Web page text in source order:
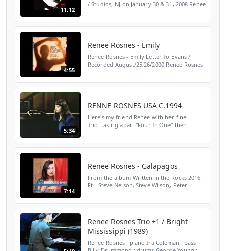
11:12
/ Studios, NJ on January 30 & 31, 2008 Renee
4:55
Renee Rosnes - Emily
Renee Rosnes - Emily Letter To Evans /
Recorded August/25,26/2000 Renee Rosnes
5:34
RENNE ROSNES USA C.1994
Here's my friend Renee with her fine
Trio..taking apart "Four In One".then
7:14
Renee Rosnes - Galapagos
From the album Written in the Rocks 2016.
Ft - Steve Nelson, Steve Wilson, Peter
Renee Rosnes Trio +1 / Bright
Mississippi (1989)
Renee Rosnes : piano Ira Coleman : bass